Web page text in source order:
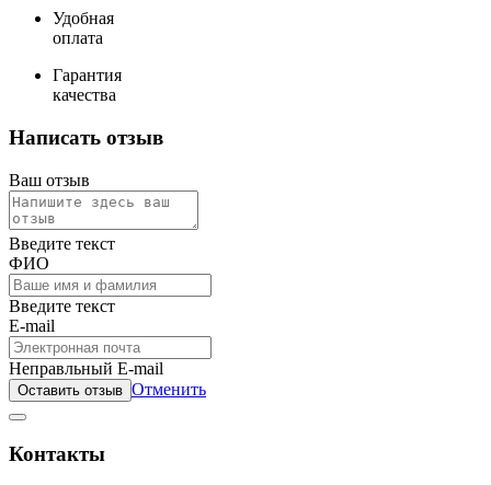
Удобная
оплата
Гарантия
качества
Написать отзыв
Ваш отзыв
Введите текст
ФИО
Введите текст
E-mail
Неправльный E-mail
Оставить отзыв Отменить
Контакты